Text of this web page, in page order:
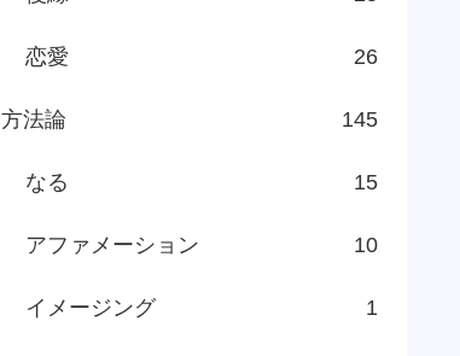
恋愛 26
方法論 145
なる 15
アファメーション 10
イメージング 1